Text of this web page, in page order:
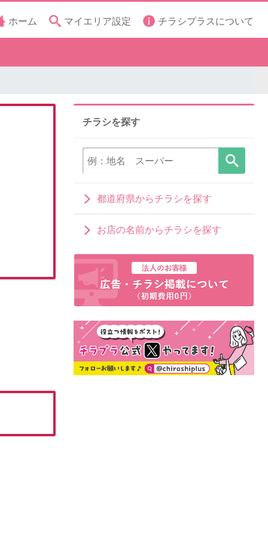
ホーム マイエリア設定 チラシプラスについて
チラシを探す
都道府県からチラシを探す
お店の名前からチラシを探す